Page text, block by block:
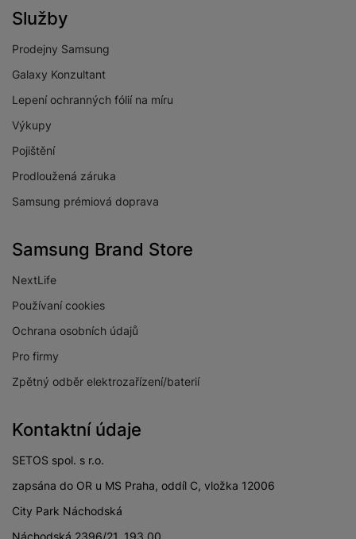
Služby
Prodejny Samsung
Galaxy Konzultant
Lepení ochranných fólií na míru
Výkupy
Pojištění
Prodloužená záruka
Samsung prémiová doprava
Samsung Brand Store
NextLife
Používaní cookies
Ochrana osobních údajů
Pro firmy
Zpětný odběr elektrozařízení/baterií
Kontaktní údaje
SETOS spol. s r.o.
zapsána do OR u MS Praha, oddíl C, vložka 12006
City Park Náchodská